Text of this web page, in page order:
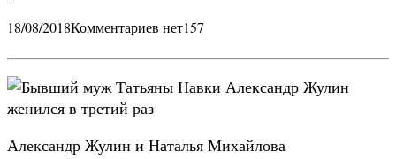
18/08/2018Комментариев нет157
Александр Жулин и Наталья Михайлова